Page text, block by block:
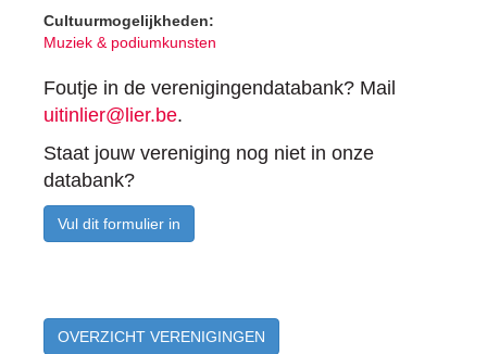
Cultuurmogelijkheden:
Muziek & podiumkunsten
Foutje in de verenigingendatabank? Mail
uitinlier@lier.be.
Staat jouw vereniging nog niet in onze
databank?
Vul dit formulier in
OVERZICHT VERENIGINGEN